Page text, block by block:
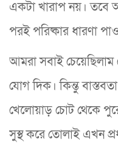
একটা খারাপ নয়। তবে
পরই পরিষ্কার ধারণা
আমরা সবাই
যোগ দিক। কিন্তু
খেলোয়াড় চোট থেকে
সুস্থ করে তোলাই এখন